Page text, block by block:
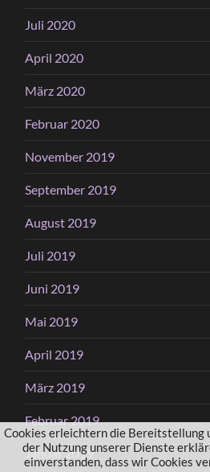
Juli 2020
April 2020
März 2020
Februar 2020
November 2019
September 2019
August 2019
Juli 2019
Juni 2019
Mai 2019
April 2019
März 2019
Februar 2019
Januar 2019
Cookies erleichtern die Bereitstellung
der Nutzung unserer Dienste
einverstanden, dass wir Cookies